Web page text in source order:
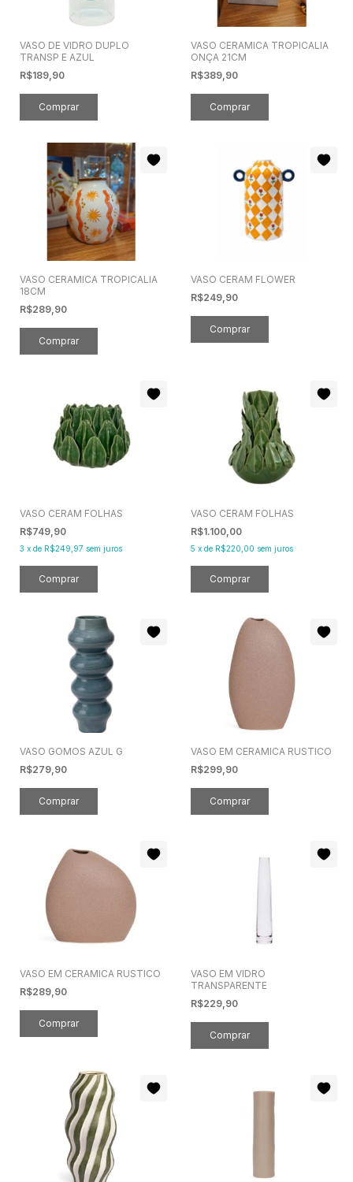
VASO DE VIDRO DUPLO
TRANSP E AZUL
R$189,90
VASO CERAMICA TROPICALIA
ONÇA 21CM
R$389,90
VASO CERAMICA TROPICALIA
18CM
R$289,90
VASO CERAM FLOWER
R$249,90
VASO CERAM FOLHAS
R$749,90
3 x de R$249,97 sem juros
VASO CERAM FOLHAS
R$1.100,00
5 x de R$220,00 sem juros
VASO GOMOS AZUL G
R$279,90
VASO EM CERAMICA RUSTICO
R$299,90
VASO EM CERAMICA RUSTICO
R$289,90
VASO EM VIDRO
TRANSPARENTE
R$229,90